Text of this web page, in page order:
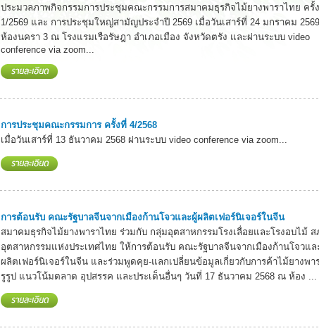
ประมวลภาพกิจกรรมการประชุมคณะกรรมการสมาคมธุรกิจไม้ยางพาราไทย ครั้
1/2569 และ การประชุมใหญ่สามัญประจำปี 2569 เมื่อวันเสาร์ที่ 24 มกราคม
ห้องนครา 3 ณ โรงแรมเรือรัษฎา อำเภอเมือง จังหวัดตรัง และผ่านระบบ video
conference via zoom...
การประชุมคณะกรรมการ ครั้งที่ 4/2568
เมื่อวันเสาร์ที่ 13 ธันวาคม 2568 ผ่านระบบ video conference via zoom...
การต้อนรับ คณะรัฐบาลจีนจากเมืองก้านโจวและผู้ผลิตเฟอร์นิเจอร์ในจีน
สมาคมธุรกิจไม้ยางพาราไทย ร่วมกับ กลุ่มอุตสาหกรรมโรงเลื่อยและโรงอบไม้ ส
อุตสาหกรรมแห่งประเทศไทย ให้การต้อนรับ คณะรัฐบาลจีนจากเมืองก้านโจวแล
ผลิตเฟอร์นิเจอร์ในจีน และร่วมพูดคุย-แลกเปลี่ยนข้อมูลเกี่ยวกับการค้าไม้ยางพา
รูรูป แนวโน้มตลาด อุปสรรค และประเด็นอื่นๆ วันที่ 17 ธันวาคม 2568 ณ ห้อง ...